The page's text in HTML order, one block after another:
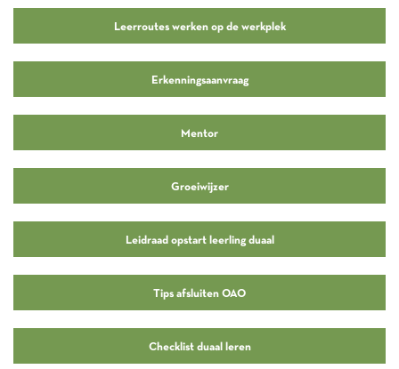
Leerroutes werken op de werkplek
Erkenningsaanvraag
Mentor
Groeiwijzer
Leidraad opstart leerling duaal
Tips afsluiten OAO
Checklist duaal leren